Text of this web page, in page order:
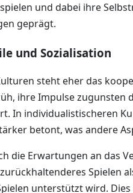
und dabei ihre
geprägt.
und Sozialisation
steht eher das
ihre Impulse zugunsten
In individualistischeren
betont, was andere
die Erwartungen an das
Spielen
unterstützt wird.